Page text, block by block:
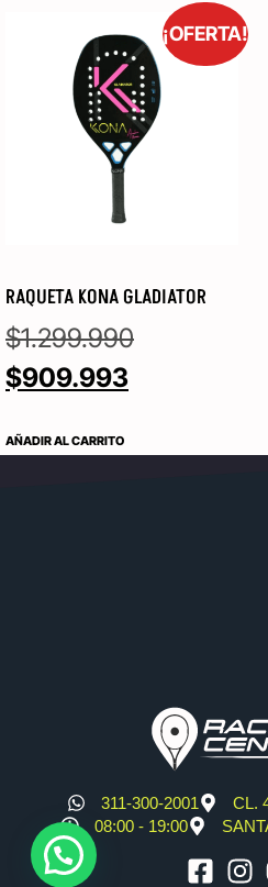
¡OFERTA!
RAQUETA KONA GLADIATOR
$1.299.990
$909.993
AÑADIR AL CARRITO
311-300-2001
CL.
08:00 - 19:00